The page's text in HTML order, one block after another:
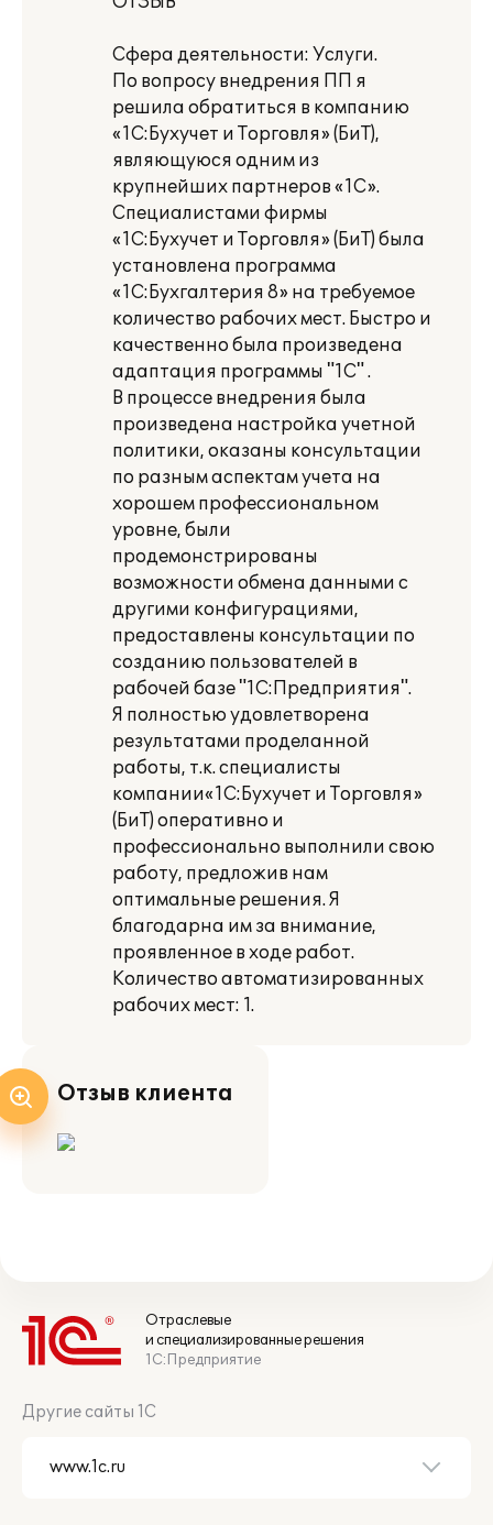
Сфера деятельности: Услуги.
По вопросу внедрения ПП я
решила обратиться в компанию
«1С:Бухучет и Торговля» (БиТ),
являющуюся одним из
крупнейших партнеров «1С».
Специалистами фирмы
«1С:Бухучет и Торговля» (БиТ) была
установлена программа
«1С:Бухгалтерия 8» на требуемое
количество рабочих мест. Быстро и
качественно была произведена
адаптация программы "1С" .
В процессе внедрения была
произведена настройка учетной
политики, оказаны консультации
по разным аспектам учета на
хорошем профессиональном
уровне, были
продемонстрированы
возможности обмена данными с
другими конфигурациями,
предоставлены консультации по
созданию пользователей в
рабочей базе "1С:Предприятия".
Я полностью удовлетворена
результатами проделанной
работы, т.к. специалисты
компании«1С:Бухучет и Торговля»
(БиТ) оперативно и
профессионально выполнили свою
работу, предложив нам
оптимальные решения. Я
благодарна им за внимание,
проявленное в ходе работ.
Количество автоматизированных
рабочих мест: 1.
Отзыв клиента
Отраслевые
и специализированные решения
1С:Предприятие
Другие сайты 1С